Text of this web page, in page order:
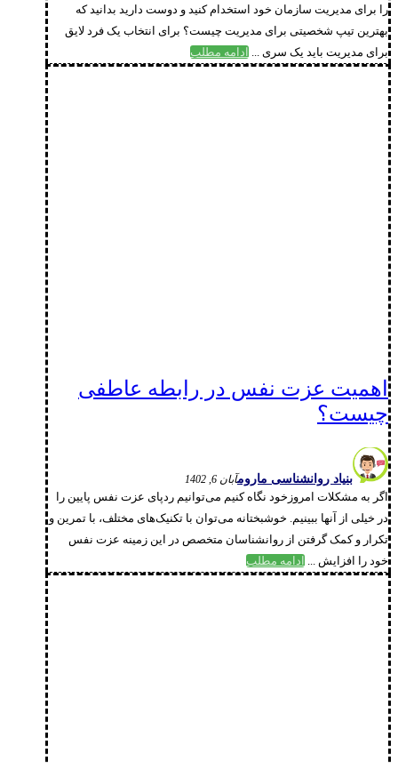
را برای مدیریت سازمان خود استخدام کنید و دوست دارید بدانید که
بهترین تیپ شخصیتی برای مدیریت چیست؟ برای انتخاب یک فرد لایق
برای مدیریت باید یک سری ...
ادامه مطلب
اهمیت عزت نفس در رابطه عاطفی
چیست؟
بنیاد روانشناسی مارومآبان 6, 1402
اگر به مشکلات امروزخود نگاه کنیم می‌توانیم ردپای عزت نفس پایین را
در خیلی از آ‌نها ببینیم. خوشبختانه می‌توان با تکنیک‌های مختلف، با تمرین و
تکرار و کمک گرفتن از روانشناسان متخصص در این زمینه عزت نفس
خود را افزایش ...
ادامه مطلب